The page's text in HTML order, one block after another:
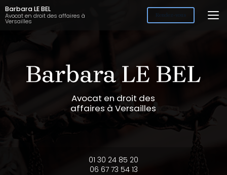
Aller
au
contenu
Barbara LE BEL
Avocat en droit des affaires à
Versailles
Rendez-vous
Avocat en droit des
affaires à Versailles
01 30 24 85 20
06 67 73 54 13